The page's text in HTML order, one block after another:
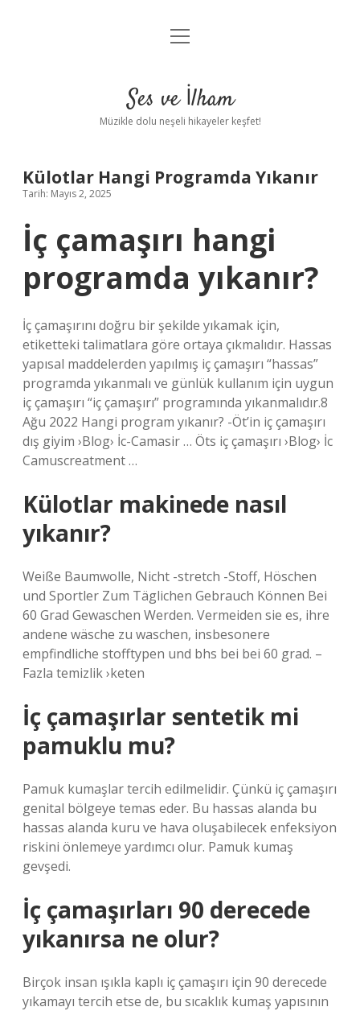
Anasayfa
Yasal Uyarı
menüyü
Ses ve İlham
Müzikle dolu neşeli hikayeler keşfet!
Külotlar Hangi Programda Yıkanır
Tarih: Mayıs 2, 2025
İç çamaşırı hangi
programda yıkanır?
İç çamaşırını doğru bir şekilde yıkamak için,
etiketteki talimatlara göre ortaya çıkmalıdır. Hassas
yapısal maddelerden yapılmış iç çamaşırı “hassas”
programda yıkanmalı ve günlük kullanım için uygun
iç çamaşırı “iç çamaşırı” programında yıkanmalıdır.8
Ağu 2022 Hangi program yıkanır? -Öt’in iç çamaşırı
dış giyim ›Blog› İc-Camasir … Öts iç çamaşırı ›Blog› İc
Camuscreatment …
Külotlar makinede nasıl
yıkanır?
Weiße Baumwolle, Nicht -stretch -Stoff, Höschen
und Sportler Zum Täglichen Gebrauch Können Bei
60 Grad Gewaschen Werden. Vermeiden sie es, ihre
andene wäsche zu waschen, insbesonere
empfindliche stofftypen und bhs bei bei 60 grad. –
Fazla temizlik ›keten
İç çamaşırlar sentetik mi
pamuklu mu?
Pamuk kumaşlar tercih edilmelidir. Çünkü iç çamaşırı
genital bölgeye temas eder. Bu hassas alanda bu
hassas alanda kuru ve hava oluşabilecek enfeksiyon
riskini önlemeye yardımcı olur. Pamuk kumaş
gevşedi.
İç çamaşırları 90 derecede
yıkanırsa ne olur?
Birçok insan ışıkla kaplı iç çamaşırı için 90 derecede
yıkamayı tercih etse de, bu sıcaklık kumaş yapısının